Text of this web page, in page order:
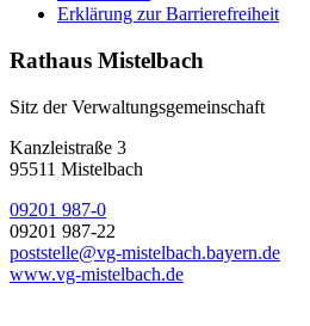
Erklärung zur Barrierefreiheit
Rathaus Mistelbach
Sitz der Verwaltungsgemeinschaft
Kanzleistraße 3
95511 Mistelbach
09201 987-0
09201 987-22
poststelle@vg-mistelbach.bayern.de
www.vg-mistelbach.de